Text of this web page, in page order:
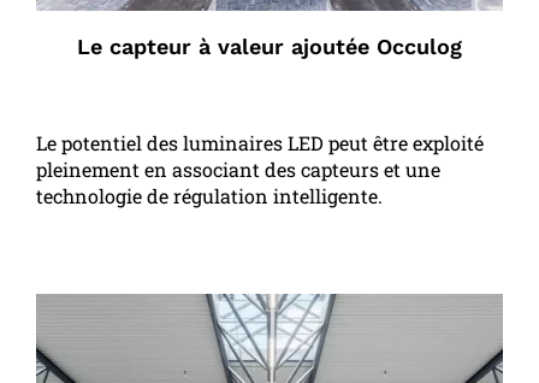
Le capteur à valeur ajoutée Occulog
Le potentiel des luminaires LED peut être exploité
pleinement en associant des capteurs et une
technologie de régulation intelligente.